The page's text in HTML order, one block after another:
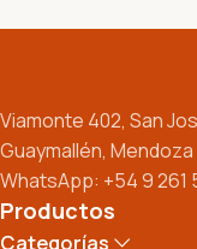
Viamonte 402, San
Guaymallén, Mendoza
WhatsApp: +54 9 261
Productos
Categorías